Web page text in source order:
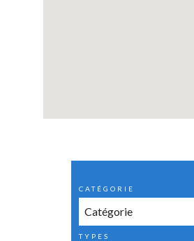
CATÉGORIE
Catégorie
TYPES